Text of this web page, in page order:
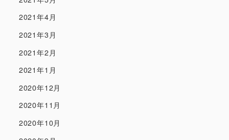
2021年4月
2021年3月
2021年2月
2021年1月
2020年12月
2020年11月
2020年10月